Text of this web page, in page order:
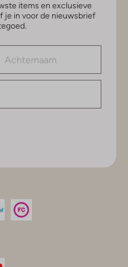
items en exclusieve
je in voor de nieuwsbrief